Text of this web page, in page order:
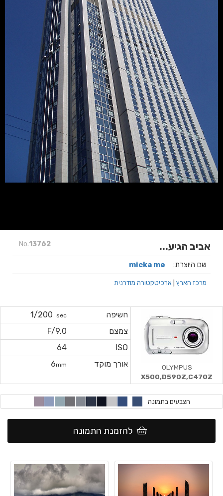
No.13762 אביב הגיע...
שם היוצרת: micka me
מרכז הארץ ארכיטקטורה מודרנית
חשיפה sec
1/200
צמצם
F/9.0
ISO
64
אורך מוקד
6mm
OLYMPUS
X500,D590Z,C470Z
הצבעים בתמונה
להזמנת התמונה